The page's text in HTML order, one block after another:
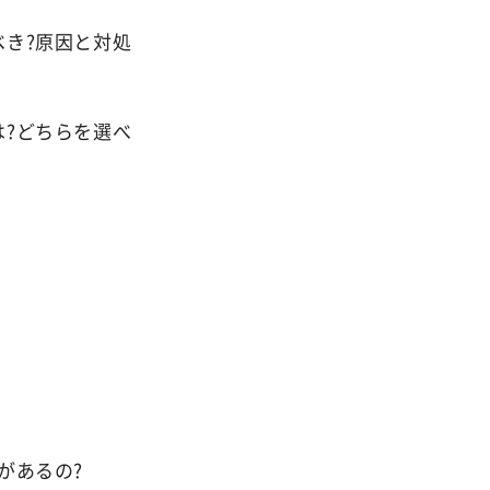
?原因と対処
どちらを選べ
あるの?